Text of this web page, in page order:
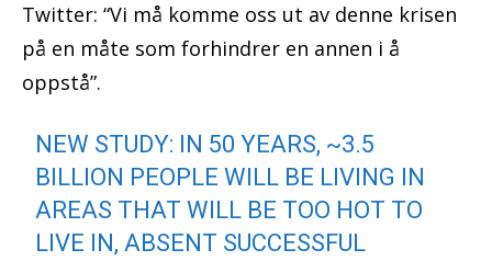
Twitter: “Vi må komme oss ut av denne krisen
på en måte som forhindrer en annen i å
oppstå”.
NEW STUDY: IN 50 YEARS, ~3.5
BILLION PEOPLE WILL BE LIVING IN
AREAS THAT WILL BE TOO HOT TO
LIVE IN, ABSENT SUCCESSFUL